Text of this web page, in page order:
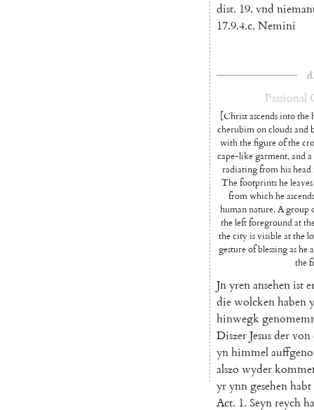
dist. 19. vnd
17.9.4.c. Nemini
Passional
[Christ ascends into the
cherubim on clouds and
with the figure of the
cape-like garment, and
radiating from his
The footprints he
from which he
human nature. A group
the left foreground at
the city is visible at the
gesture of blessing as he
the
Jnyrenansehenist
diewolckenhaben
hinwegk
DiszerJesusdervon
ynhimmel
alszo wyder
yrynngesehenhabt
Act. 1. Seynreych